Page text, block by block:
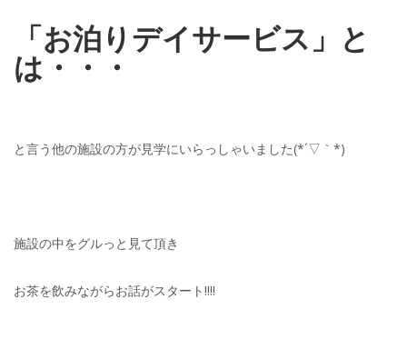
「お泊りデイサービス」と
は・・・
と言う他の施設の方が見学にいらっしゃいました(*´▽｀*)
施設の中をグルっと見て頂き
お茶を飲みながらお話がスタート!!!!